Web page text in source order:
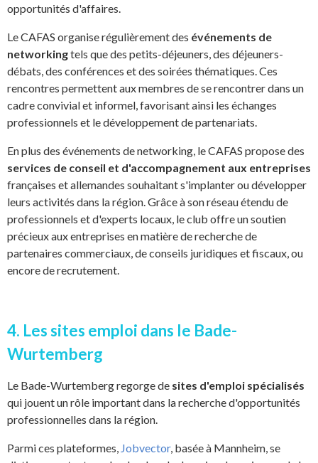
opportunités d'affaires.
Le CAFAS organise régulièrement des événements de
networkingtels que des petits-déjeuners, des déjeuners-
débats, des conférences et des soirées thématiques. Ces
rencontres permettent aux membres de se rencontrer dans un
cadre convivial et informel, favorisant ainsi les échanges
professionnels et le développement de partenariats.
En plus des événements de networking, le CAFAS propose des
services de conseil et d'accompagnement aux entreprises
françaises et allemandes souhaitant s'implanter ou développer
leurs activités dans la région. Grâce à son réseau étendu de
professionnels et d'experts locaux, le club offre un soutien
précieux aux entreprises en matière de recherche de
partenaires commerciaux, de conseils juridiques et fiscaux, ou
encore de recrutement.
4. Les sites emploi dans le Bade-
Wurtemberg
Le Bade-Wurtemberg regorge de sites d'emploi spécialisés
qui jouent un rôle important dans la recherche d'opportunités
professionnelles dans la région.
Parmi ces plateformes, Jobvector, basée à Mannheim, se